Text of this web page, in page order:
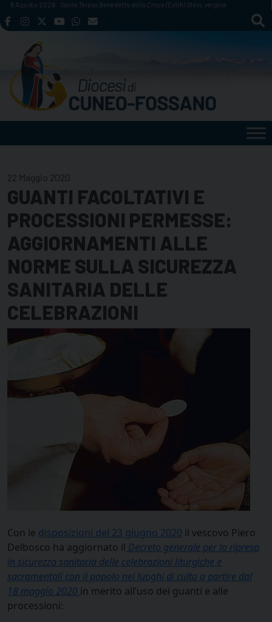
Skip
to
9 Agosto 2026 Santa Teresa Benedetta della Croce (Edith) Stein, vergine
22 Maggio 2020
GUANTI FACOLTATIVI E
PROCESSIONI PERMESSE:
AGGIORNAMENTI ALLE
NORME SULLA SICUREZZA
SANITARIA DELLE
CELEBRAZIONI
Con le disposizioni del 23 giugno 2020 il vescovo Piero
Delbosco ha aggiornato il Decreto generale per la ripresa
in sicurezza sanitaria delle celebrazioni liturgiche e
sacramentali con il popolo nei luoghi di culto a partire dal
18 maggio 2020 in merito all’uso dei guanti e alle
processioni: